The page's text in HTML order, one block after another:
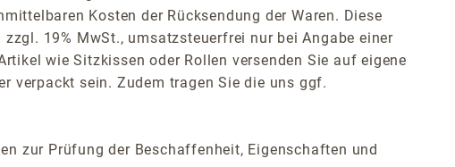
Kosten der Rücksendung der Waren. Diese
19% MwSt., umsatzsteuerfrei nur bei Angabe einer
wie Sitzkissen oder Rollen versenden Sie auf eigene
verpackt sein. Zudem tragen Sie die uns ggf.
zur Prüfung der Beschaffenheit, Eigenschaften und